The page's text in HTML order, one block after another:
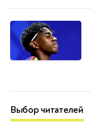
Выбор читателей